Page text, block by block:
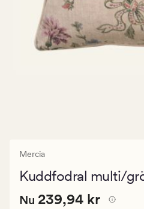
Mercia
Kuddfodral multi/
Nuvarande
Nuvarande pris
Nu 239,94 kr